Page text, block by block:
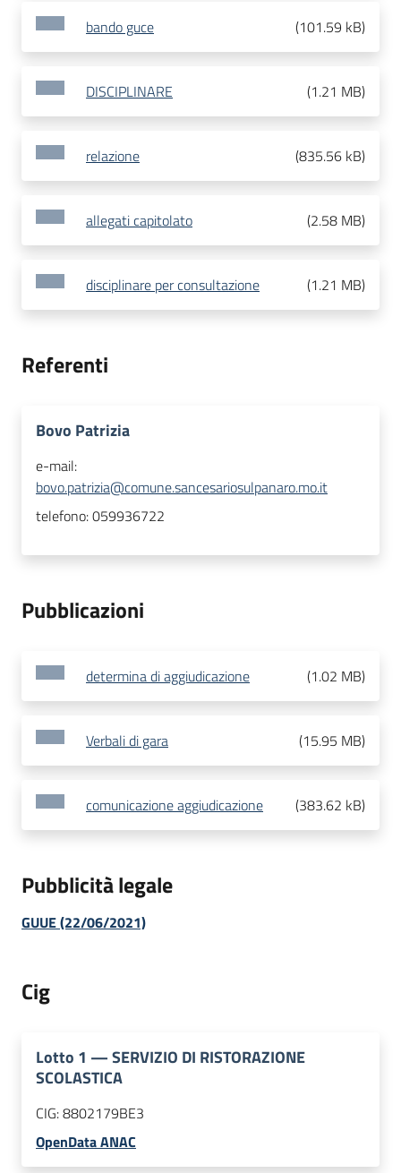
bando guce (101.59 kB)
DISCIPLINARE (1.21 MB)
relazione (835.56 kB)
allegati capitolato (2.58 MB)
disciplinare per consultazione (1.21 MB)
Referenti
Bovo Patrizia
e-mail:
bovo.patrizia@comune.sancesariosulpanaro.mo.it
telefono:059936722
Pubblicazioni
determina di aggiudicazione (1.02 MB)
Verbali di gara (15.95 MB)
comunicazione aggiudicazione (383.62 kB)
Pubblicità legale
GUUE (22/06/2021)
Cig
Lotto 1 —SERVIZIO DI RISTORAZIONE
SCOLASTICA
CIG:8802179BE3
OpenData ANAC